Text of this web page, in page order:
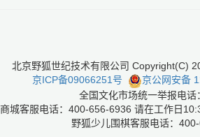
北京野狐世纪技术有限公司 Copyright(C)
京ICP备09066251号
京公网安备
全国文化市场统一举报电话
商城客服电话：400-656-6936 请在工作日
野狐少儿围棋客服电话：